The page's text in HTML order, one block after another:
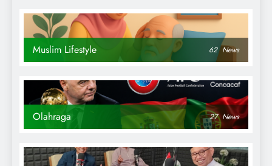
Muslim Lifestyle 62 News
Olahraga 27 News